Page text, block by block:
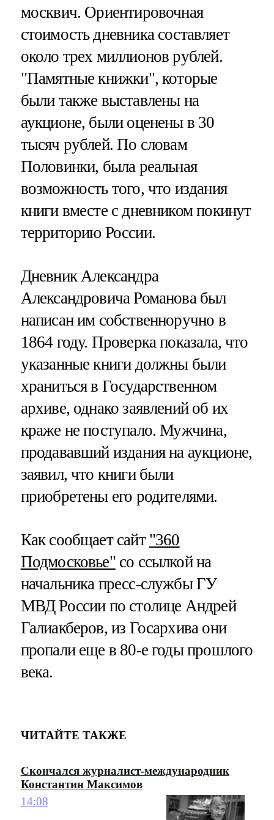
москвич. Ориентировочная
стоимость дневника составляет
около трех миллионов рублей.
"Памятные книжки", которые
были также выставлены на
аукционе, были оценены в 30
тысяч рублей. По словам
Половинки, была реальная
возможность того, что издания
книги вместе с дневником покинут
территорию России.
Дневник Александра
Александровича Романова был
написан им собственноручно в
1864 году. Проверка показала, что
указанные книги должны были
храниться в Государственном
архиве, однако заявлений об их
краже не поступало. Мужчина,
продававший издания на аукционе,
заявил, что книги были
приобретены его родителями.
Как сообщает сайт "360
Подмосковье"со ссылкой на
начальника пресс-службы ГУ
МВД России по столице Андрей
Галиакберов, из Госархива они
пропали еще в 80-е годы прошлого
века.
ЧИТАЙТЕ ТАКЖЕ
Скончался журналист-международник
Константин Максимов
14:08